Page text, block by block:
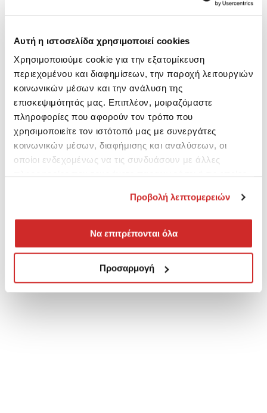
Αυτή η ιστοσελίδα χρησιμοποιεί cookies
Χρησιμοποιούμε cookie για την εξατομίκευση
περιεχομένου και διαφημίσεων, την παροχή λειτουργιών
κοινωνικών μέσων και την ανάλυση της
επισκεψιμότητάς μας. Επιπλέον, μοιραζόμαστε
πληροφορίες που αφορούν τον τρόπο που
χρησιμοποιείτε τον ιστότοπό μας με συνεργάτες
κοινωνικών μέσων, διαφήμισης και αναλύσεων, οι
οποίοι ενδεχομένως να τις συνδυάσουν με άλλες
Προβολή λεπτομερειών
Να επιτρέπονται όλα
Προσαρμογή